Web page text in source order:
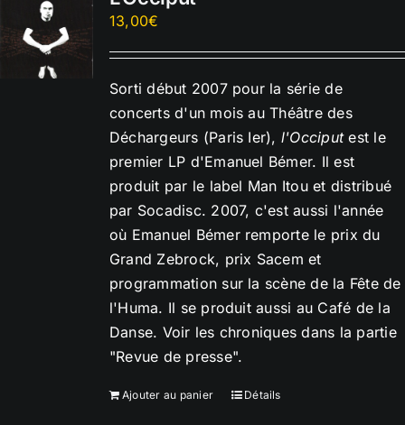
13,00€
Sorti début 2007 pour la série de
concerts d'un mois au Théâtre des
Déchargeurs (Paris Ier), l'Occiputest le
premier LP d'Emanuel Bémer. Il est
produit par le label Man Itou et distribué
par Socadisc. 2007, c'est aussi l'année
où Emanuel Bémer remporte le prix du
Grand Zebrock, prix Sacem et
programmation sur la scène de la Fête de
l'Huma. Il se produit aussi au Café de la
Danse. Voir les chroniques dans la partie
"Revue de presse".
Ajouter au panier Détails